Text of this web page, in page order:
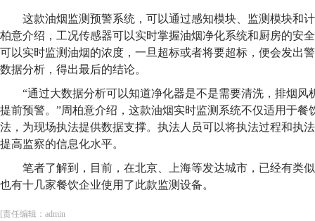
这款油烟监测预警系统，可以通过感知模块、监测模块和
柏意介绍，工况传感器可以实时掌握油烟净化系统和厨房的安
可以实时监测油烟的浓度，一旦超标或者将要超标，便会发出
数据分析，得出最后的结论。
“通过大数据分析可以知道净化器是不是需要清洗，排烟风
提前预警。”周柏意介绍，这款油烟实时监测系统不仅适用于餐
法，为现场执法提供数据支撑。执法人员可以将执法过程和执
提高监察的信息化水平。
笔者了解到，目前，在北京、上海等发达城市，已经有类
也有十几家餐饮企业使用了此款监测设备
[责任编辑：admin